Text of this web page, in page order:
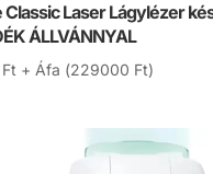
Classic Laser Lágylézer
ÁLLVÁNNYAL
Ft + Áfa (229000 Ft)